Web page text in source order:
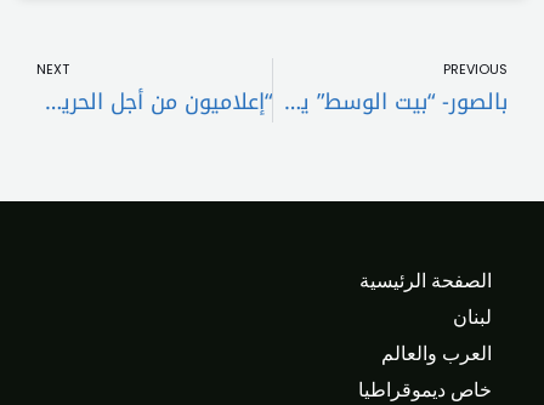
PREVIOUS
بالصور- “بيت الوسط” يغصّ بالمعزّين.. مصطفى الحريري الى جنان الخلد
NEXT
“إعلاميون من أجل الحرية” تستنكر الإخبار بحق طاهر بركة وإعلاميين لبنانيين
الصفحة الرئيسية
لبنان
العرب والعالم
خاص ديموقراطيا